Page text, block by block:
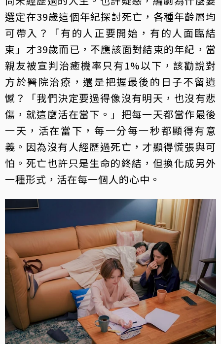
選定在39歲這個年紀探討死亡，各種年齡層均
可帶入？「有的人正要開始，有的人面臨結
束」才39歲而已，不應該面對結束的年紀，當
親友被宣判治癒機率只有1%以下，該勸說對
方於醫院治療，還是把握最後的日子不留遺
憾？「我們決定要過得像沒有明天，也沒有悲
傷，就這麼活在當下。」把每一天都當作最後
一天，活在當下，每一分每一秒都顯得有意
義。因為沒有人經歷過死亡，才顯得慌張與可
怕。死亡也許只是生命的終結，但換化成另外
一種形式，活在每一個人的心中。